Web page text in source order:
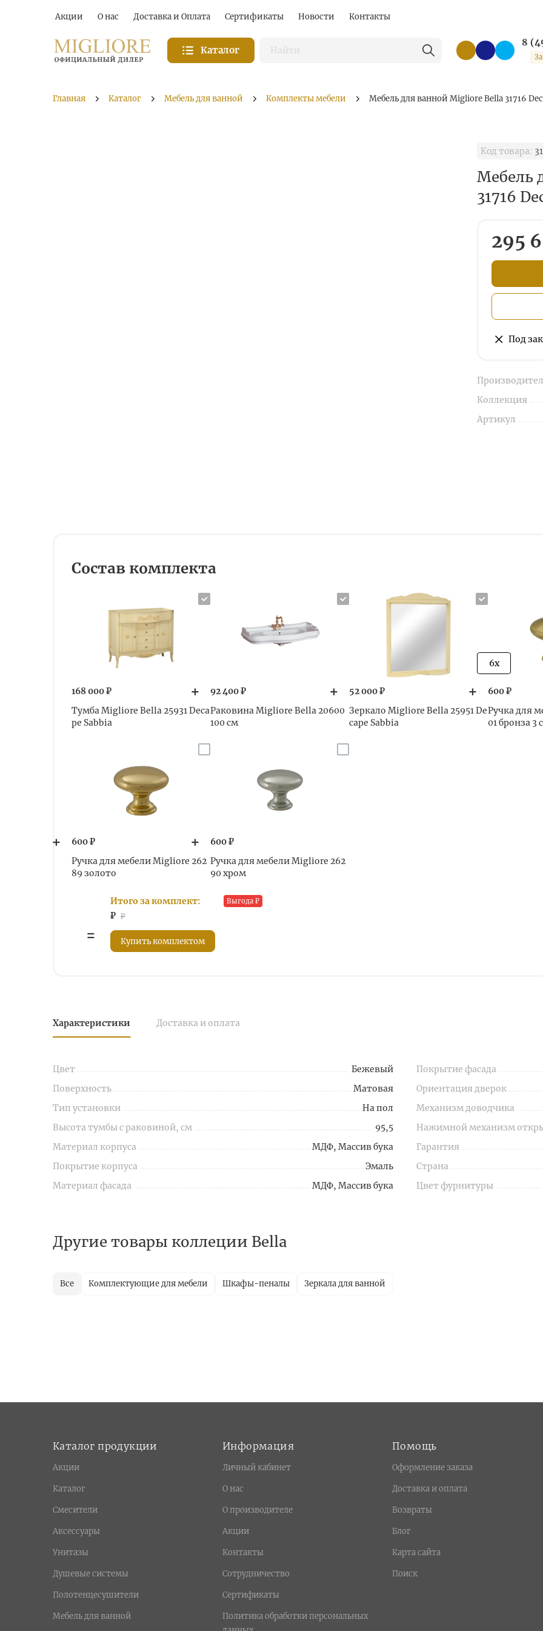
Акции О нас Доставка и Оплата Сертификаты Новости Контакты
Каталог
8
Главная Каталог Мебель для ванной Комплекты мебели Мебель для ванной Migliore Bella 31716
Код товара:
Мебель
31716
295
Под
Коллекция
Артикул
Состав комплекта
168 000 ₽
Тумба Migliore Bella 25931 Deca
pe Sabbia
92 400 ₽
Раковина Migliore Bella 20600
100 см
52 000 ₽
Зеркало Migliore Bella 25951 De
cape Sabbia
6x
600 ₽
Ручка для
01 бронза 3
600 ₽
Ручка для мебели Migliore 262
89 золото
600 ₽
Ручка для мебели Migliore 262
90 хром
Выгода ₽
Итого за комплект:
₽ ₽
Купить комплектом
Характеристики Доставка и оплата
Цвет
Бежевый
Поверхность
Матовая
Тип установки
На пол
Высота тумбы с раковиной, см
95,5
Материал корпуса
МДФ, Массив бука
Покрытие корпуса
Эмаль
Материал фасада
МДФ, Массив бука
Покрытие фасада
Ориентация дверок
Механизм доводчика
Нажимной механизм
Гарантия
Страна
Цвет фурнитуры
Другие товары коллеции Bella
Все Комплектующие для мебели Шкафы-пеналы Зеркала для ванной
Каталог продукции
Акции
Каталог
Смесители
Аксессуары
Унитазы
Душевые системы
Полотенцесушители
Мебель для ванной
Информация
Личный кабинет
О нас
О производителе
Акции
Контакты
Сотрудничество
Сертификаты
Политика обработки персональных
Помощь
Оформление заказа
Доставка и оплата
Возвраты
Блог
Карта сайта
Поиск